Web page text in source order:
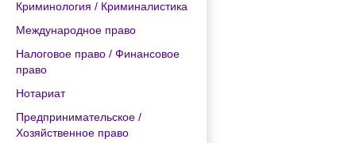
Криминология / Криминалистика
Международное право
Налоговое право / Финансовое
право
Нотариат
Предпринимательское /
Хозяйственное право